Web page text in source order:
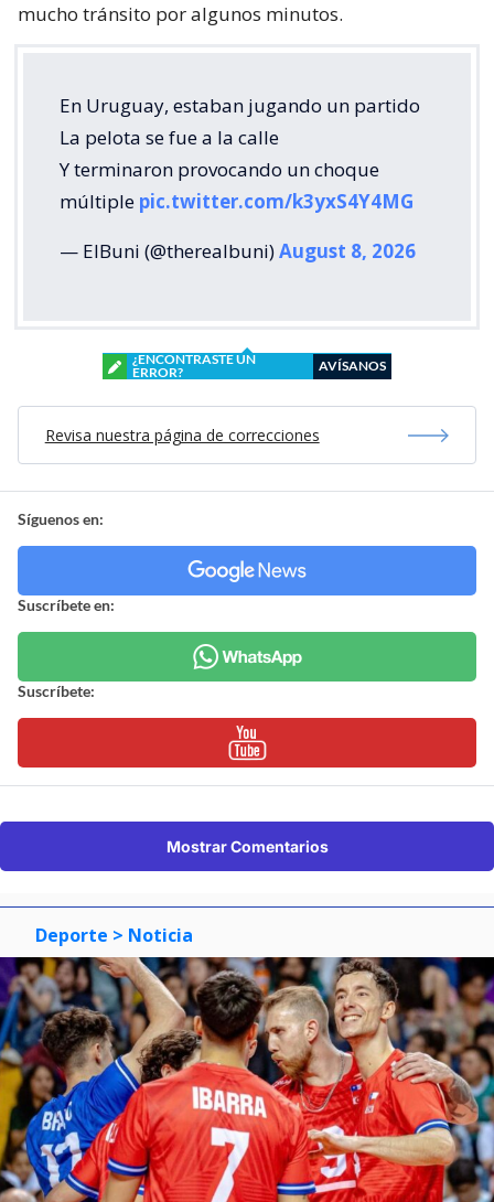
mucho tránsito por algunos minutos.
En Uruguay, estaban jugando un partido
La pelota se fue a la calle
Y terminaron provocando un choque
múltiple pic.twitter.com/k3yxS4Y4MG
— ElBuni (@therealbuni)August 8, 2026
¿ENCONTRASTE UN
ERROR?
AVÍSANOS
Revisa nuestra página de correcciones
Síguenos en:
Suscríbete en:
Suscríbete:
Mostrar Comentarios
Deporte > Noticia